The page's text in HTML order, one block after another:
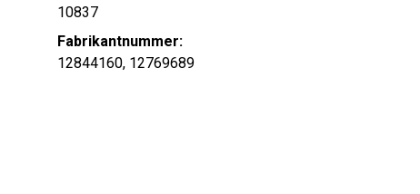
10837
Fabrikantnummer:
12844160, 12769689